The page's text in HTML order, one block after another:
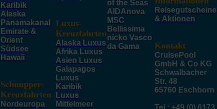
Karibik
Alaska
Panamakanal
Emirate &
Orient
Südsee
Hawaii
Schnupper-
Kreuzfahrten
Nordeuropa
Luxus-
Kreuzfahrten
Alaska Luxus
Afrika Luxus
Asien Luxus
Galapagos
Luxus
Karibik
Luxus
Mittelmeer
of the Seas
AIDAnova
MSC
Bellissima
nicko Vasco
da Gama
Reisegutscheine
& Aktionen
Kontakt
CruisePool
GmbH & Co KG
Schwalbacher
Str. 48
65760 Eschborn
Tel.: +49 (0) 6173